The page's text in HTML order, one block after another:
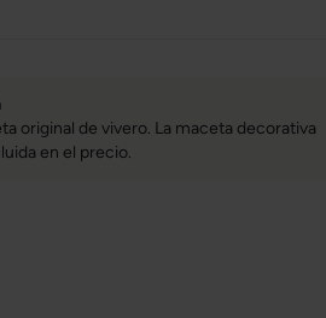
original de vivero. La maceta decorativa
en el precio.